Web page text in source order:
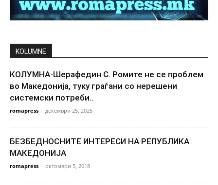
KOLUMNE
КОЛУМНА-Шерафедин С. Ромите не се проблем
во Македонија, туку граѓани со нерешени
системски потреби..
romapress - декември 25, 2025
БЕЗБЕДНОСНИТЕ ИНТЕРЕСИ НА РЕПУБЛИКА
МАКЕДОНИЈА
romapress - октомври 5, 2018